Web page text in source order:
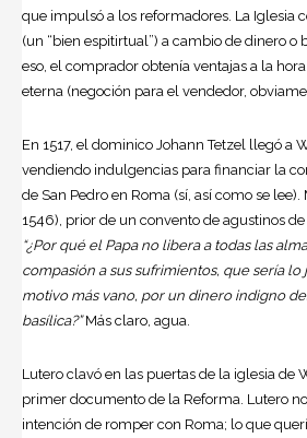
que impulsó a los reformadores. La Iglesia
(un “bien espitirtual”) a cambio de dinero o
eso, el comprador obtenía ventajas a la
eterna (negoción para el vendedor,
En 1517, el dominico Johann Tetzel llegó a
vendiendo indulgencias para financiar la
de San Pedro en Roma (sí, así como se
1546), prior de un convento de agustinos
“¿Por qué el Papa no libera a todas las
compasión a sus sufrimientos, que sería lo
motivo más vano, por un dinero indigno
basílica?”Más claro, agua.
Lutero clavó en las puertas de la iglesia de
primer documento de la Reforma. Lutero
intención de romper con Roma; lo que